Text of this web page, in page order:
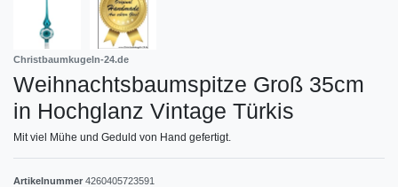
Christbaumkugeln-24.de
Weihnachtsbaumspitze Groß 35cm
in Hochglanz Vintage Türkis
Mit viel Mühe und Geduld von Hand gefertigt.
Artikelnummer 4260405723591